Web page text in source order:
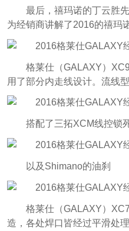
最后，禧玛诺的丁云胜
为经销商讲解了2016的禧玛
格莱仕（GALAXY）
用了部分内走线设计。流线
搭配了三拓XCM线控锁
以及Shimano的油刹
格莱仕（GALAXY）
造，各处焊口皆经过平滑处